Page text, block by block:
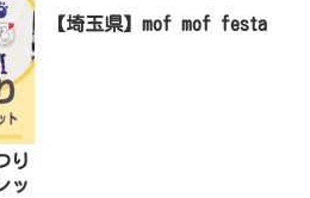
り
ッ
【埼玉県】mof mof festa